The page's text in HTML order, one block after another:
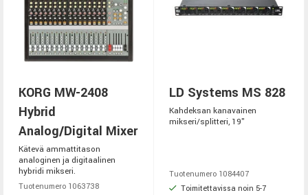
KORG MW-2408
Hybrid
Analog/Digital Mixer
Kätevä ammattitason
analoginen ja digitaalinen
hybridi mikseri.
Tuotenumero 1063738
LD Systems MS 828
Kahdeksan kanavainen
mikseri/splitteri, 19"
Tuotenumero 1084407
Toimitettavissa noin 5-7